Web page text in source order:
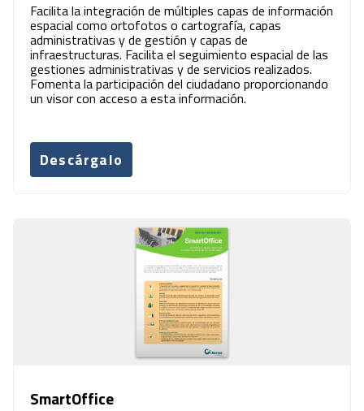
Facilita la integración de múltiples capas de información
espacial como ortofotos o cartografía, capas
administrativas y de gestión y capas de
infraestructuras. Facilita el seguimiento espacial de las
gestiones administrativas y de servicios realizados.
Fomenta la participación del ciudadano proporcionando
un visor con acceso a esta información.
Descárgalo
SmartOffice